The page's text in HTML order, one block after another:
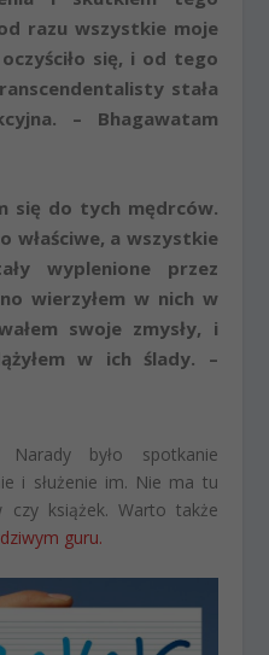
razu wszystkie moje
się, i od tego
stała
– Bhagawatam
się do tych mędrców.
właściwe, a wszystkie
wyplenione przez
wierzyłem w nich w
swoje zmysły, i
w ich ślady. –
Narady było spotkanie
i służenie im. Nie ma tu
czy książek. Warto także
guru.